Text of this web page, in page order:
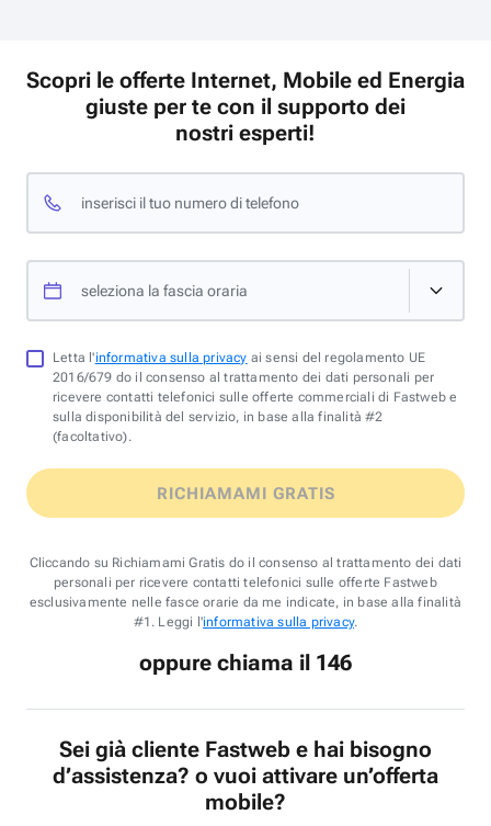
Scopri le offerte Internet, Mobile ed Energia
giuste per te con il supporto dei
nostri esperti!
inserisci il tuo numero di telefono
seleziona la fascia oraria
Letta l'informativa sulla privacy ai sensi del regolamento UE
2016/679 do il consenso al trattamento dei dati personali per
ricevere contatti telefonici sulle offerte commerciali di Fastweb e
sulla disponibilità del servizio, in base alla finalità #2
(facoltativo).
RICHIAMAMI GRATIS
Cliccando su Richiamami Gratis do il consenso al trattamento dei dati
personali per ricevere contatti telefonici sulle offerte Fastweb
esclusivamente nelle fasce orarie da me indicate, in base alla finalità
#1. Leggi l'informativa sulla privacy.
oppure chiama il 146
Sei già cliente Fastweb e hai bisogno
d’assistenza? o vuoi attivare un’offerta
mobile?